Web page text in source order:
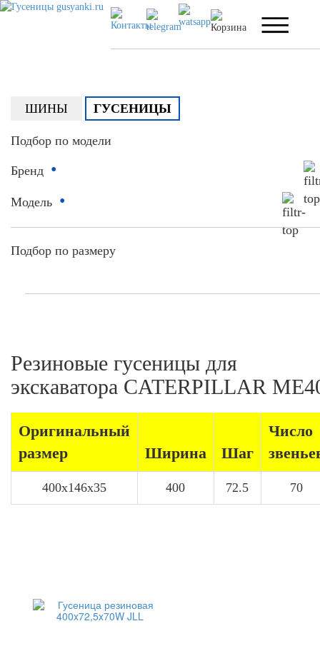
ШИНЫ ГУСЕНИЦЫ
Подбор по модели
Бренд •
Модель •
Подбор по размеру
Резиновые гусеницы для
экскаватора CATERPILLAR
Оригинальный
размер
Ширина Шаг
Число
400x146x35 400 72.5 70